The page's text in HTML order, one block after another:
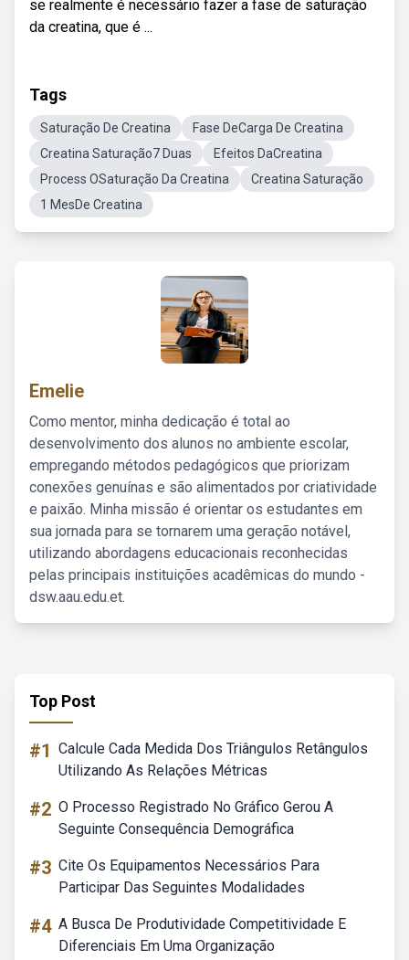
se realmente é necessário fazer a fase de saturação
da creatina, que é ...
Tags
Saturação De Creatina
Fase DeCarga De Creatina
Creatina Saturação7 Duas
Efeitos DaCreatina
Process OSaturação Da Creatina
Creatina Saturação
1 MesDe Creatina
Emelie
Como mentor, minha dedicação é total ao
desenvolvimento dos alunos no ambiente escolar,
empregando métodos pedagógicos que priorizam
conexões genuínas e são alimentados por criatividade
e paixão. Minha missão é orientar os estudantes em
sua jornada para se tornarem uma geração notável,
utilizando abordagens educacionais reconhecidas
pelas principais instituições acadêmicas do mundo -
dsw.aau.edu.et.
Top Post
#1 Calcule Cada Medida Dos Triângulos Retângulos
Utilizando As Relações Métricas
#2 O Processo Registrado No Gráfico Gerou A
Seguinte Consequência Demográfica
#3 Cite Os Equipamentos Necessários Para
Participar Das Seguintes Modalidades
#4 A Busca De Produtividade Competitividade E
Diferenciais Em Uma Organização